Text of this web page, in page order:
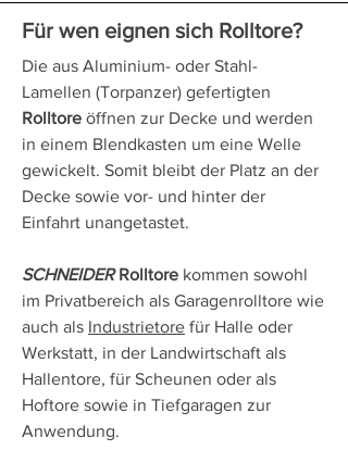
Für wen eignen sich Rolltore?
Die aus Aluminium- oder Stahl-
Lamellen (Torpanzer) gefertigten
Rolltore öffnen zur Decke und werden
in einem Blendkasten um eine Welle
gewickelt. Somit bleibt der Platz an der
Decke sowie vor- und hinter der
Einfahrt unangetastet.
SCHNEIDER Rolltore kommen sowohl
im Privatbereich als Garagenrolltore wie
auch als Industrietore für Halle oder
Werkstatt, in der Landwirtschaft als
Hallentore, für Scheunen oder als
Hoftore sowie in Tiefgaragen zur
Anwendung.